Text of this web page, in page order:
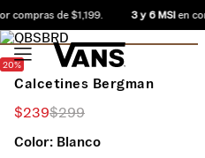
compras de $1,199. 3 y 6 MSIen
20%
Calcetines Bergman
$239$299
Color: Blanco